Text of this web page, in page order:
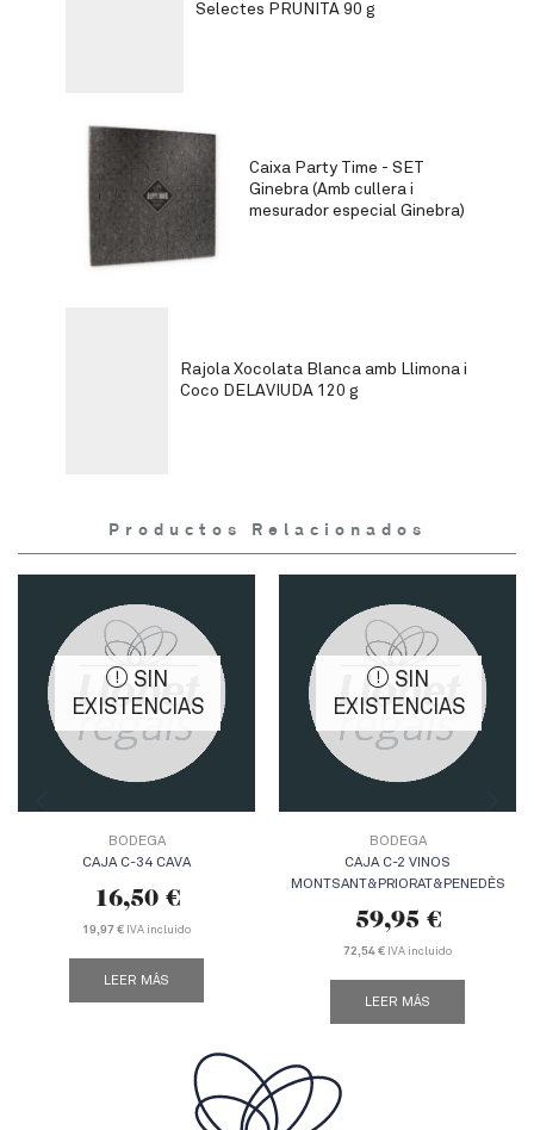
Selectes PRUNITA 90 g
Caixa Party Time - SET
Ginebra (Amb cullera i
mesurador especial Ginebra)
Rajola Xocolata Blanca amb Llimona i
Coco DELAVIUDA 120 g
Productos Relacionados
SIN
EXISTENCIAS
BODEGA
CAJA C-34 CAVA
16,50 €
19,97 € IVA incluido
LEER MÁS
SIN
EXISTENCIAS
BODEGA
CAJA C-2 VINOS
MONTSANT&PRIORAT&PENEDÈS
59,95 €
72,54 € IVA incluido
LEER MÁS